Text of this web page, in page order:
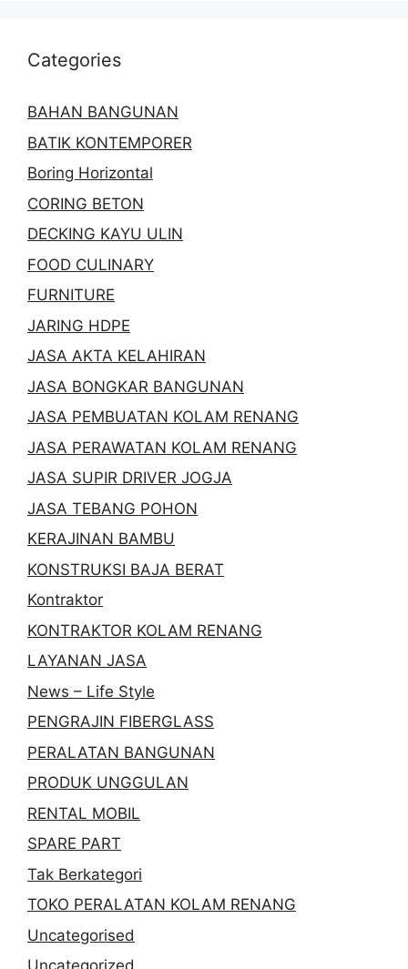
Categories
BAHAN BANGUNAN
BATIK KONTEMPORER
Boring Horizontal
CORING BETON
DECKING KAYU ULIN
FOOD CULINARY
FURNITURE
JARING HDPE
JASA AKTA KELAHIRAN
JASA BONGKAR BANGUNAN
JASA PEMBUATAN KOLAM RENANG
JASA PERAWATAN KOLAM RENANG
JASA SUPIR DRIVER JOGJA
JASA TEBANG POHON
KERAJINAN BAMBU
KONSTRUKSI BAJA BERAT
Kontraktor
KONTRAKTOR KOLAM RENANG
LAYANAN JASA
News – Life Style
PENGRAJIN FIBERGLASS
PERALATAN BANGUNAN
PRODUK UNGGULAN
RENTAL MOBIL
SPARE PART
Tak Berkategori
TOKO PERALATAN KOLAM RENANG
Uncategorised